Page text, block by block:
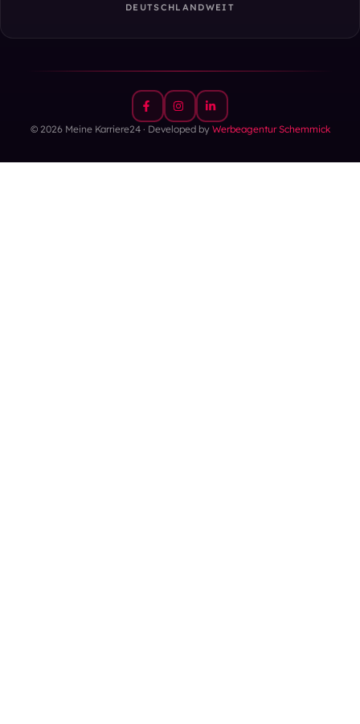
DEUTSCHLANDWEIT
© 2026 Meine Karriere24 · Developed by Werbeagentur Schemmick